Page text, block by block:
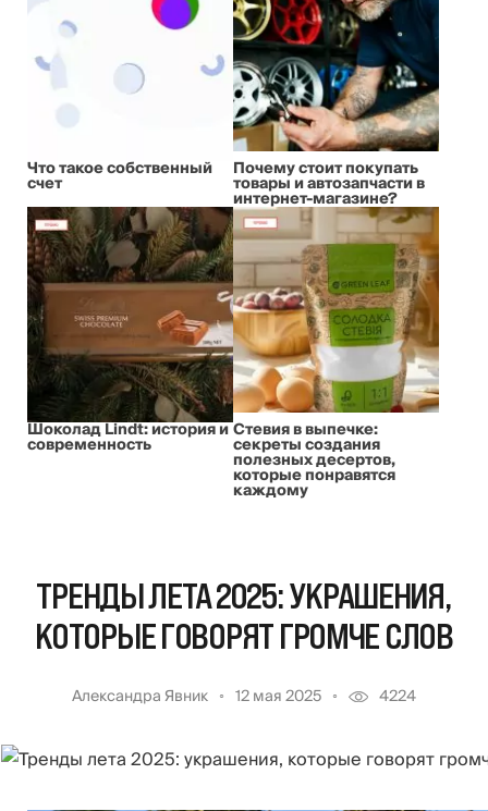
Что такое собственный
счет
Почему стоит покупать
товары и автозапчасти в
интернет-магазине?
Шоколад Lindt: история и
современность
Стевия в выпечке:
секреты создания
полезных десертов,
которые понравятся
каждому
ТРЕНДЫ ЛЕТА 2025: УКРАШЕНИЯ,
КОТОРЫЕ ГОВОРЯТ ГРОМЧЕ СЛОВ
Александра Явник 12 мая 2025 4224